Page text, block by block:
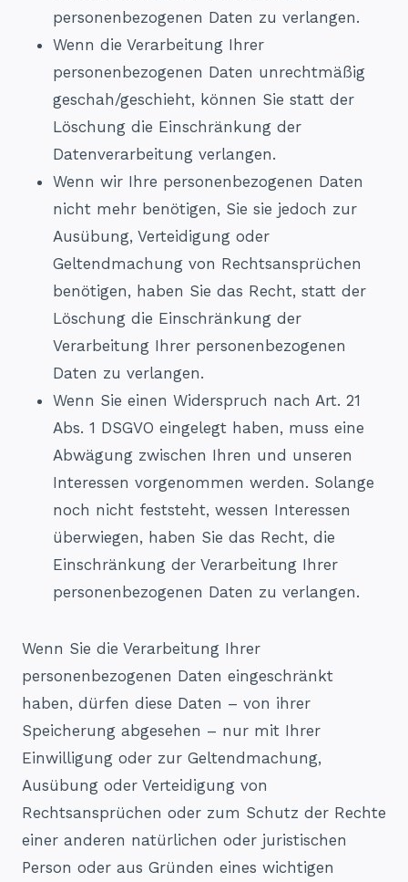
personenbezogenen Daten zu verlangen.
Wenn die Verarbeitung Ihrer
personenbezogenen Daten unrechtmäßig
geschah/geschieht, können Sie statt der
Löschung die Einschränkung der
Datenverarbeitung verlangen.
Wenn wir Ihre personenbezogenen Daten
nicht mehr benötigen, Sie sie jedoch zur
Ausübung, Verteidigung oder
Geltendmachung von Rechtsansprüchen
benötigen, haben Sie das Recht, statt der
Löschung die Einschränkung der
Verarbeitung Ihrer personenbezogenen
Daten zu verlangen.
Wenn Sie einen Widerspruch nach Art. 21
Abs. 1 DSGVO eingelegt haben, muss eine
Abwägung zwischen Ihren und unseren
Interessen vorgenommen werden. Solange
noch nicht feststeht, wessen Interessen
überwiegen, haben Sie das Recht, die
Einschränkung der Verarbeitung Ihrer
personenbezogenen Daten zu verlangen.
Wenn Sie die Verarbeitung Ihrer
personenbezogenen Daten eingeschränkt
haben, dürfen diese Daten – von ihrer
Speicherung abgesehen – nur mit Ihrer
Einwilligung oder zur Geltendmachung,
Ausübung oder Verteidigung von
Rechtsansprüchen oder zum Schutz der Rechte
einer anderen natürlichen oder juristischen
Person oder aus Gründen eines wichtigen